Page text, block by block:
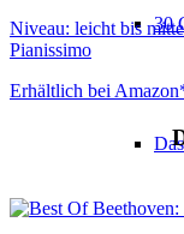
30
Niveau: leicht bis
Pianissimo
Erhältlich bei